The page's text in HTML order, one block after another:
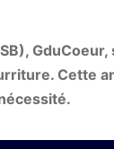
GduCoeur,
Cette